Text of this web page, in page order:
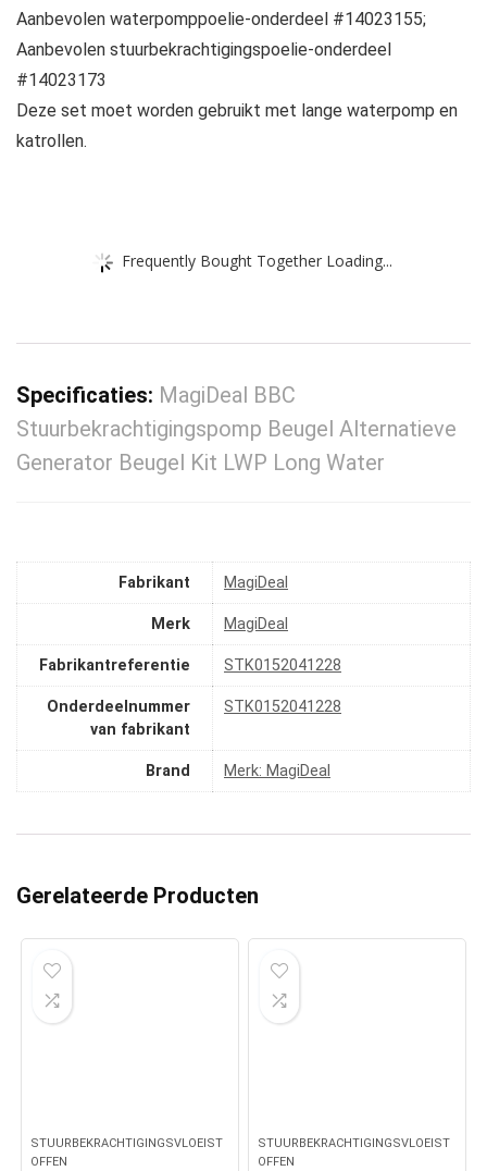
Aanbevolen waterpomppoelie-onderdeel #14023155;
Aanbevolen stuurbekrachtigingspoelie-onderdeel
#14023173
Deze set moet worden gebruikt met lange waterpomp en
katrollen.
Frequently Bought Together Loading...
Specificaties: MagiDeal BBC
Stuurbekrachtigingspomp Beugel Alternatieve
Generator Beugel Kit LWP Long Water
Fabrikant ‎MagiDeal
Merk ‎MagiDeal
Fabrikantreferentie ‎STK0152041228
Onderdeelnummer
van fabrikant
‎STK0152041228
Brand Merk: MagiDeal
Gerelateerde Producten
STUURBEKRACHTIGINGSVLOEIST
OFFEN
STUURBEKRACHTIGINGSVLOEIST
OFFEN